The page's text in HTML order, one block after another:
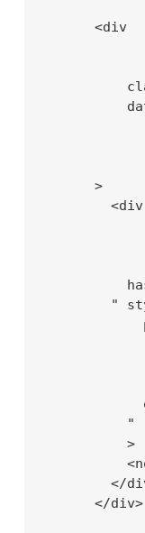
      <div
      >
"
          "
          >
</
      </div>